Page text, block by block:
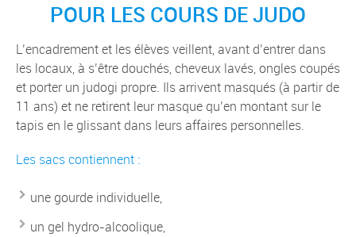
POUR LES COURS DE JUDO
L’encadrement et les élèves veillent, avant d’entrer dans
les locaux, à s’être douchés, cheveux lavés, ongles coupés
et porter un judogi propre. Ils arrivent masqués (à partir de
11 ans) et ne retirent leur masque qu’en montant sur le
tapis en le glissant dans leurs affaires personnelles.
Les sacs contiennent :
une gourde individuelle,
un gel hydro-alcoolique,